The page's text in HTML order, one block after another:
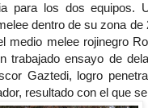
para los dos equipos.
dentro de su zona
medio melee rojinegro
trabajado ensayo de
Gaztedi, logro
resultado con el que